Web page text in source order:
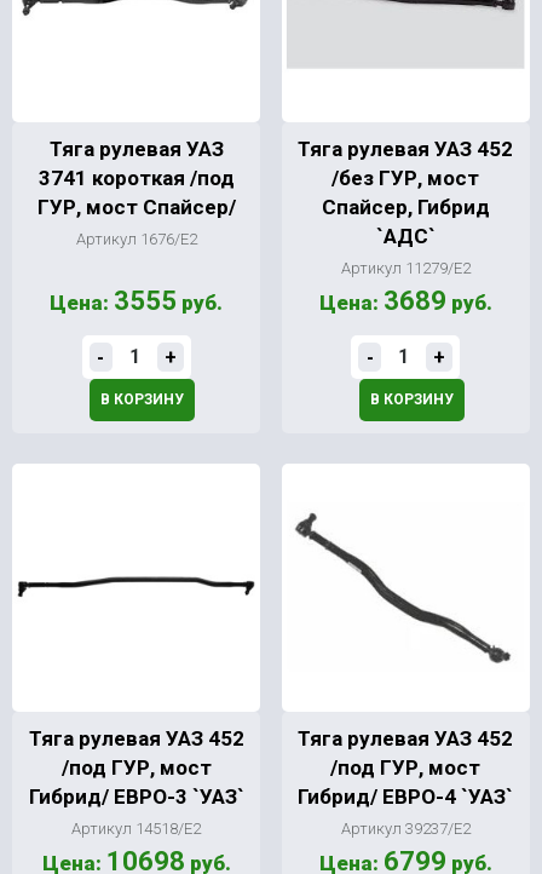
Тяга рулевая УАЗ
3741 короткая /под
ГУР, мост Спайсер/
Артикул 1676/Е2
Цена: 3555 руб.
- +
В КОРЗИНУ
Тяга рулевая УАЗ 452
/без ГУР, мост
Спайсер, Гибрид
`АДС`
Артикул 11279/Е2
Цена: 3689 руб.
- +
В КОРЗИНУ
Тяга рулевая УАЗ 452
/под ГУР, мост
Гибрид/ ЕВРО-3 `УАЗ`
Артикул 14518/Е2
Цена: 10698 руб.
Тяга рулевая УАЗ 452
/под ГУР, мост
Гибрид/ ЕВРО-4 `УАЗ`
Артикул 39237/Е2
Цена: 6799 руб.